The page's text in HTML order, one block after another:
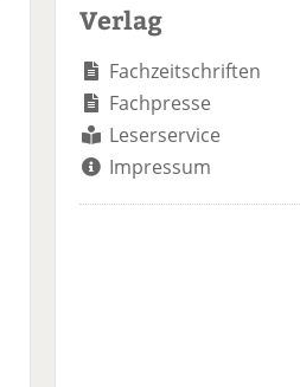
Verlag
Fachzeitschriften
Fachpresse
Leserservice
Impressum